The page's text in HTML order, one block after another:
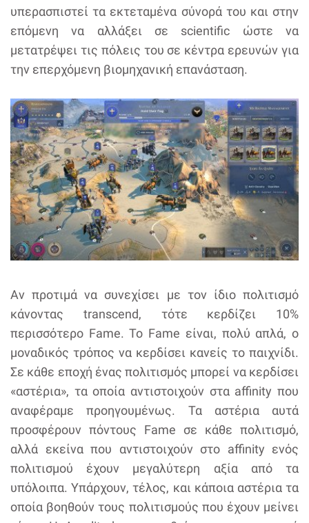
υπερασπιστεί τα εκτεταμένα σύνορά του και στην
επόμενη να αλλάξει σε scientific ώστε να
μετατρέψει τις πόλεις του σε κέντρα ερευνών για
την επερχόμενη βιομηχανική επανάσταση.
Αν προτιμά να συνεχίσει με τον ίδιο πολιτισμό
κάνοντας transcend, τότε κερδίζει 10%
περισσότερο Fame. Το Fame είναι, πολύ απλά, ο
μοναδικός τρόπος να κερδίσει κανείς το παιχνίδι.
Σε κάθε εποχή ένας πολιτισμός μπορεί να κερδίσει
«αστέρια», τα οποία αντιστοιχούν στα affinity που
αναφέραμε προηγουμένως. Τα αστέρια αυτά
προσφέρουν πόντους Fame σε κάθε πολιτισμό,
αλλά εκείνα που αντιστοιχούν στο affinity ενός
πολιτισμού έχουν μεγαλύτερη αξία από τα
υπόλοιπα. Υπάρχουν, τέλος, και κάποια αστέρια τα
οποία βοηθούν τους πολιτισμούς που έχουν μείνει